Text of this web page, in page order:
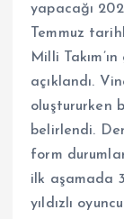
yapacağı
Temmuz
Milli
açıklandı.
oluştururken
belirlendi.
form
ilk aşamada
yıldızlı